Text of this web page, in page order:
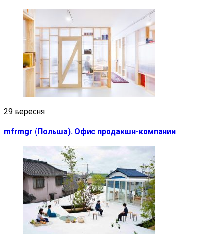
29 вересня
mfrmgr (Польша). Офис продакшн-компании